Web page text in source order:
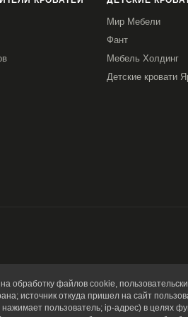
Мир Мебели
Фант
Мебель Холдинг
Детские кровати
обработку файлов cookie,
источник откуда пришел на сайт
пользователь; ip-адрес) в целях